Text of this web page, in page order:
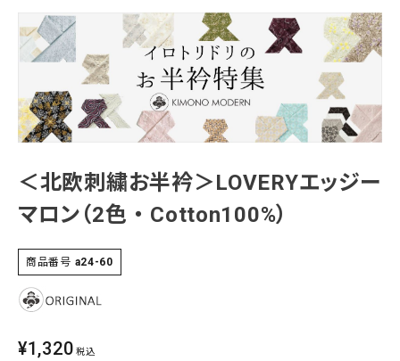
20,000-30,000円 30,000円以上
新作・キャンペーン
帯結び動画
SHOPPING GUIDE
ABOUT
INFORMATION
＜北欧刺繍お半衿＞LOVERYエッジー
マロン（2色 ・ Cotton100%）
商品番号 a24-60
¥1,320 税込